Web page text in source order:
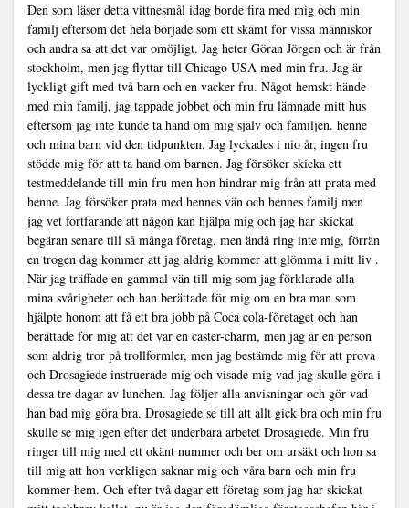
Den som läser detta vittnesmål idag borde fira med mig och min
familj eftersom det hela började som ett skämt för vissa människor
och andra sa att det var omöjligt. Jag heter Göran Jörgen och är från
stockholm, men jag flyttar till Chicago USA med min fru. Jag är
lyckligt gift med två barn och en vacker fru. Något hemskt hände
med min familj, jag tappade jobbet och min fru lämnade mitt hus
eftersom jag inte kunde ta hand om mig själv och familjen. henne
och mina barn vid den tidpunkten. Jag lyckades i nio år, ingen fru
stödde mig för att ta hand om barnen. Jag försöker skicka ett
testmeddelande till min fru men hon hindrar mig från att prata med
henne. Jag försöker prata med hennes vän och hennes familj men
jag vet fortfarande att någon kan hjälpa mig och jag har skickat
begäran senare till så många företag, men ändå ring inte mig, förrän
en trogen dag kommer att jag aldrig kommer att glömma i mitt liv .
När jag träffade en gammal vän till mig som jag förklarade alla
mina svårigheter och han berättade för mig om en bra man som
hjälpte honom att få ett bra jobb på Coca cola-företaget och han
berättade för mig att det var en caster-charm, men jag är en person
som aldrig tror på trollformler, men jag bestämde mig för att prova
och Drosagiede instruerade mig och visade mig vad jag skulle göra i
dessa tre dagar av lunchen. Jag följer alla anvisningar och gör vad
han bad mig göra bra. Drosagiede se till att allt gick bra och min fru
skulle se mig igen efter det underbara arbetet Drosagiede. Min fru
ringer till mig med ett okänt nummer och ber om ursäkt och hon sa
till mig att hon verkligen saknar mig och våra barn och min fru
kommer hem. Och efter två dagar ett företag som jag har skickat